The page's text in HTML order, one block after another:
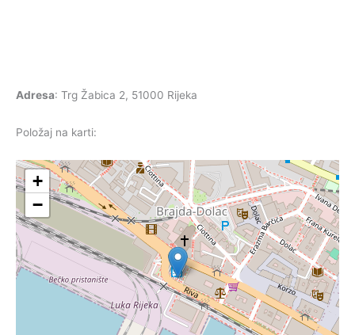
Adresa: Trg Žabica 2, 51000 Rijeka
Položaj na karti:
+
−